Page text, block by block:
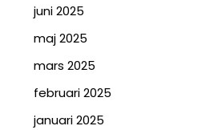
juni 2025
maj 2025
mars 2025
februari 2025
januari 2025